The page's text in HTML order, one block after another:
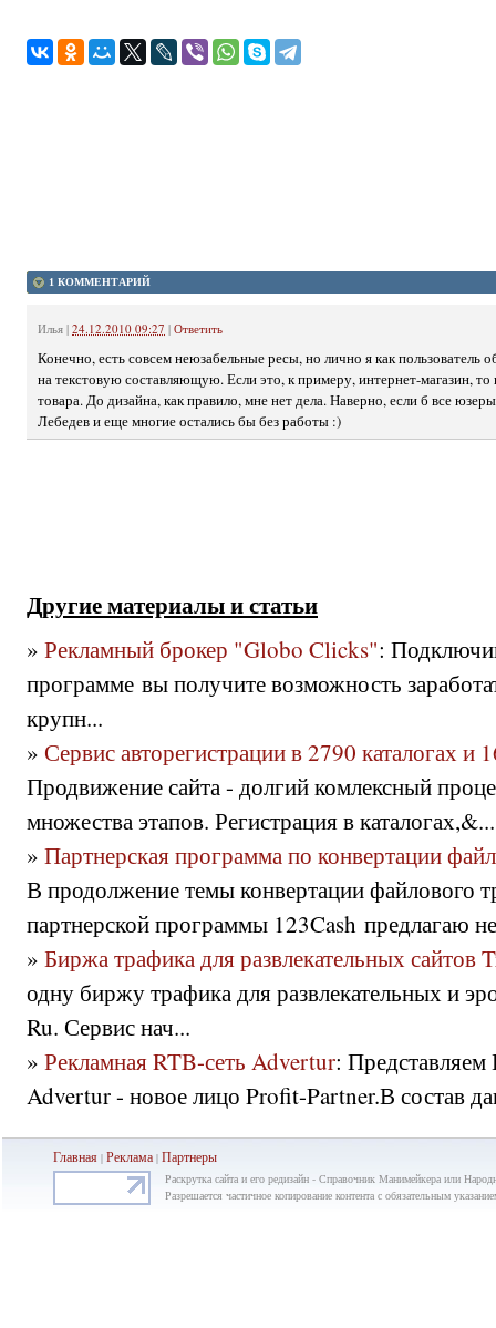
1 КОММЕНТАРИЙ
Илья | 24.12.2010 09:27 | Ответить
Конечно, есть совсем неюзабельные ресы, но лично я как
на текстовую составляющую. Если это, к примеру, интернет-магазин, то
товара. До дизайна, как правило, мне нет дела. Наверно, если б все
Лебедев и еще многие остались бы без работы :)
Другие материалы и статьи
» Рекламный брокер "Globo Clicks":
программе вы получите возможность
крупн...
» Сервис авторегистрации в 2790 каталогах и
Продвижение сайта - долгий комлексный
множества этапов. Регистрация в каталогах,&...
» Партнерская программа по конвертации
В продолжение темы конвертации файлового
партнерской программы 123Cash предлагаю
» Биржа трафика для развлекательных сайтов
одну биржу трафика для развлекательных и
Ru. Сервис нач...
» Рекламная RTB-сеть Advertur:
Advertur - новое лицо Profit-Partner.В состав
Главная |Реклама|Партнеры
Раскрутка сайта и его редизайн - Справочник Манимейкера или
Разрешается частичное копирование контента с обязательным